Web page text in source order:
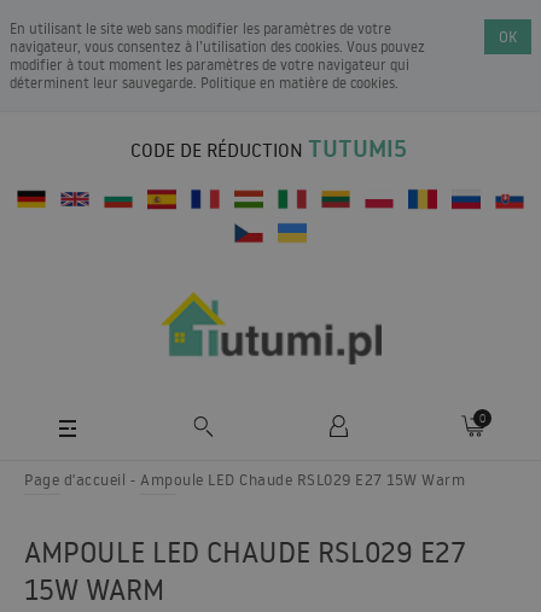
En utilisant le site web sans modifier les paramètres de votre
navigateur, vous consentez à l’utilisation des cookies. Vous pouvez
modifier à tout moment les paramètres de votre navigateur qui
déterminent leur sauvegarde. Politique en matière de cookies.
OK
CODE DE RÉDUCTION TUTUMI5
0
Page d'accueil Ampoule LED Chaude RSL029 E27 15W Warm
AMPOULE LED CHAUDE RSL029 E27
15W WARM